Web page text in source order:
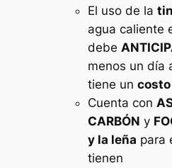
El uso de la
agua caliente
debe
menos un día
tiene un
Cuenta con
CARBÓN y
y la leña para
tienen